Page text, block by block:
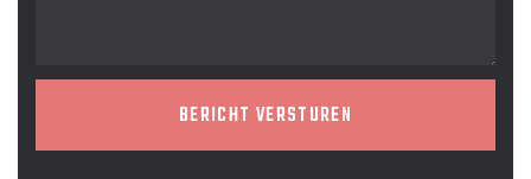
BERICHT VERSTUREN